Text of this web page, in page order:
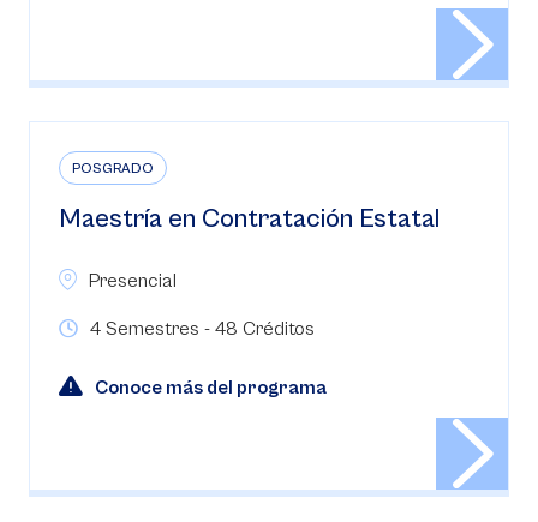
POSGRADO
Maestría en Contratación Estatal
Presencial
4 Semestres - 48 Créditos
Conoce más del programa